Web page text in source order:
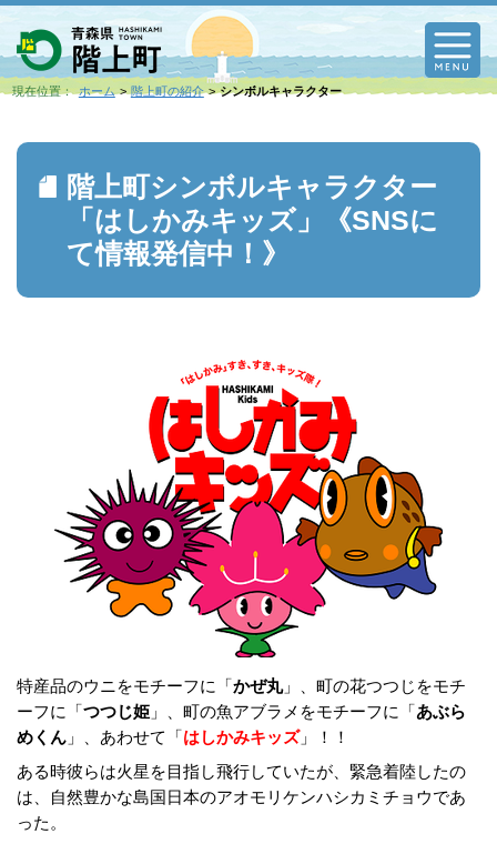
現在位置： ホーム 階上町の紹介 シンボルキャラクター
階上町シンボルキャラクター
「はしかみキッズ」《SNSに
て情報発信中！》
特産品のウニをモチーフに「かぜ丸」、町の花つつじをモチ
ーフに「つつじ姫 」、町の魚アブラメをモチーフに「あぶら
めくん 」、あわせて「はしかみキッズ」！！
ある時彼らは火星を目指し飛行していたが、緊急着陸したの
は、自然豊かな島国日本のアオモリケンハシカミチョウであ
った。